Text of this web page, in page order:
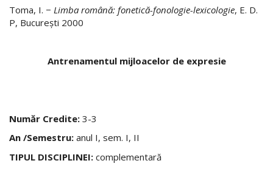
Toma, I. − Limba română: fonetică-fonologie-lexicologie, E. D.
P, Bucureşti 2000
Antrenamentul mijloacelor de expresie
Număr Credite: 3-3
An /Semestru: anul I, sem. I, II
TIPUL DISCIPLINEI: complementară